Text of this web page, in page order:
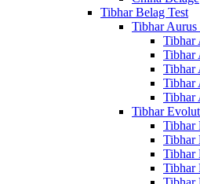
Tibhar Belag Test
Tibhar Aurus
Tibhar
Tibhar
Tibhar
Tibhar
Tibhar
Tibhar
Tibhar
Tibhar
Tibhar
Tibhar